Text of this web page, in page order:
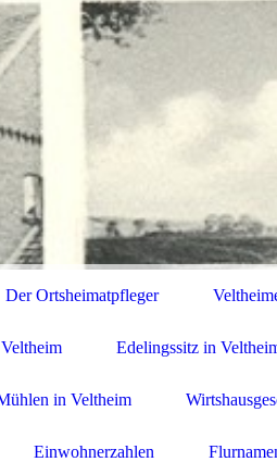
Der Ortsheimatpfleger
Edelingssitz in
in Veltheim
Einwohnerzahlen